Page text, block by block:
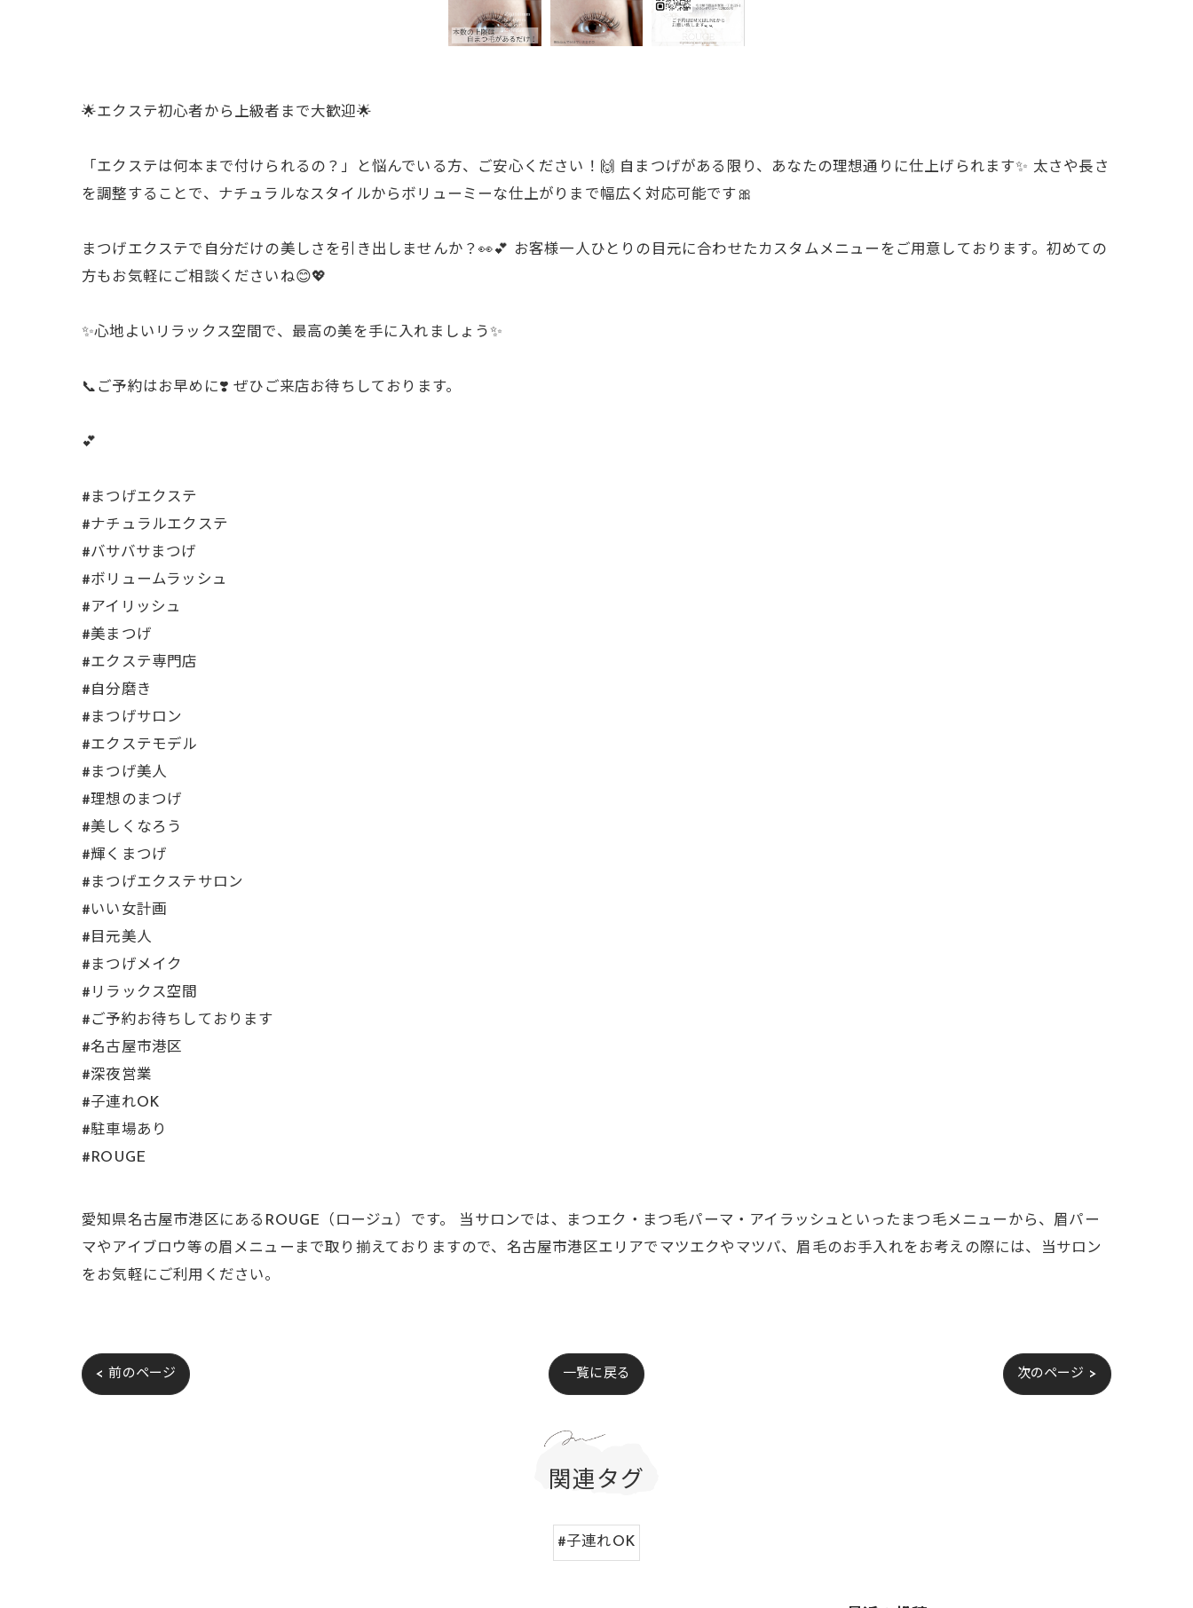
🌟エクステ初心者から上級者まで大歓迎🌟
「エクステは何本まで付けられるの？」と悩んでいる方、ご安心ください！🙌 自まつげがある限り、あなたの理想通りに仕上げられます✨ 太さや長さ
を調整することで、ナチュラルなスタイルからボリューミーな仕上がりまで幅広く対応可能です🎀
まつげエクステで自分だけの美しさを引き出しませんか？👀💕 お客様一人ひとりの目元に合わせたカスタムメニューをご用意しております。初めての
方もお気軽にご相談くださいね😊💖
✨心地よいリラックス空間で、最高の美を手に入れましょう✨
📞ご予約はお早めに❣️ ぜひご来店お待ちしております。
💕
#まつげエクステ
#ナチュラルエクステ
#バサバサまつげ
#ボリュームラッシュ
#アイリッシュ
#美まつげ
#エクステ専門店
#自分磨き
#まつげサロン
#エクステモデル
#まつげ美人
#理想のまつげ
#美しくなろう
#輝くまつげ
#まつげエクステサロン
#いい女計画
#目元美人
#まつげメイク
#リラックス空間
#ご予約お待ちしております
#名古屋市港区
#深夜営業
#子連れOK
#駐車場あり
#ROUGE
愛知県名古屋市港区にあるROUGE（ロージュ）です。 当サロンでは、まつエク・まつ毛パーマ・アイラッシュといったまつ毛メニューから、眉パー
マやアイブロウ等の眉メニューまで取り揃えておりますので、名古屋市港区エリアでマツエクやマツパ、眉毛のお手入れをお考えの際には、当サロン
をお気軽にご利用ください。
< 前のページ 一覧に戻る 次のページ >
関連タグ
#子連れOK